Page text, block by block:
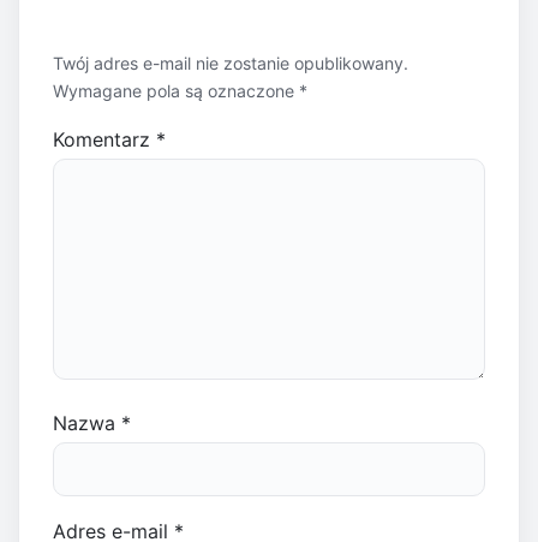
Twój adres e-mail nie zostanie opublikowany.
Wymagane pola są oznaczone *
Komentarz *
Nazwa *
Adres e-mail *